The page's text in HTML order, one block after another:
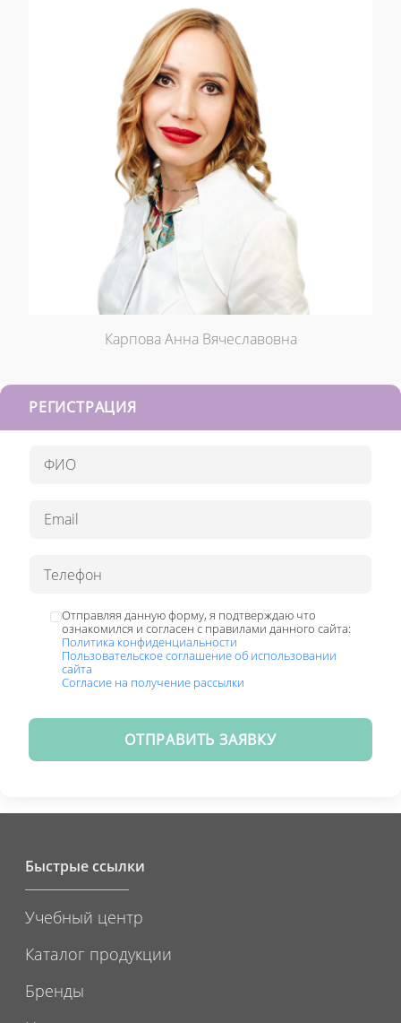
Карпова Анна Вячеславовна
РЕГИСТРАЦИЯ
Отправляя данную форму, я подтверждаю что
ознакомился и согласен с правилами данного сайта:
Политика конфиденциальности
Пользовательское соглашение об использовании
сайта
Согласие на получение рассылки
ОТПРАВИТЬ ЗАЯВКУ
Быстрые ссылки
Учебный центр
Каталог продукции
Бренды